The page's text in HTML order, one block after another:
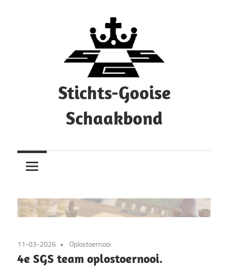
Stichts-Gooise
Schaakbond
11-03-2026 Oplostoernooi
4e SGS team oplostoernooi.